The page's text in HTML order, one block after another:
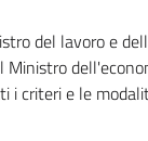
del lavoro e
Ministro
i criteri e le